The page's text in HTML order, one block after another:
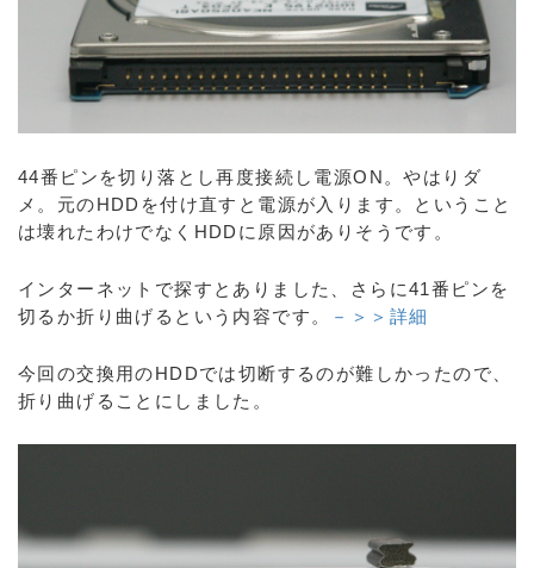
44番ピンを切り落とし再度接続し電源ON。やはりダ
メ。元のHDDを付け直すと電源が入ります。ということ
は壊れたわけでなくHDDに原因がありそうです。
インターネットで探すとありました、さらに41番ピンを
切るか折り曲げるという内容です。
－＞＞詳細
今回の交換用のHDDでは切断するのが難しかったので、
折り曲げることにしました。